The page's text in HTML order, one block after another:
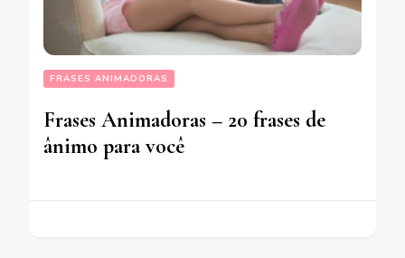
FRASES ANIMADORAS
Frases Animadoras – 20 frases de
ânimo para você